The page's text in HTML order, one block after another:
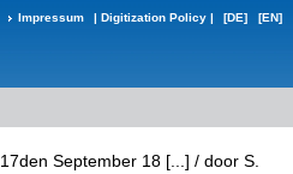
Impressum | Digitization Policy | [DE] [EN]
September 18 [...] / door S.